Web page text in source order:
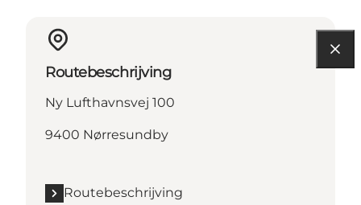
Routebeschrijving
Ny Lufthavnsvej 100
9400 Nørresundby
Routebeschrijving